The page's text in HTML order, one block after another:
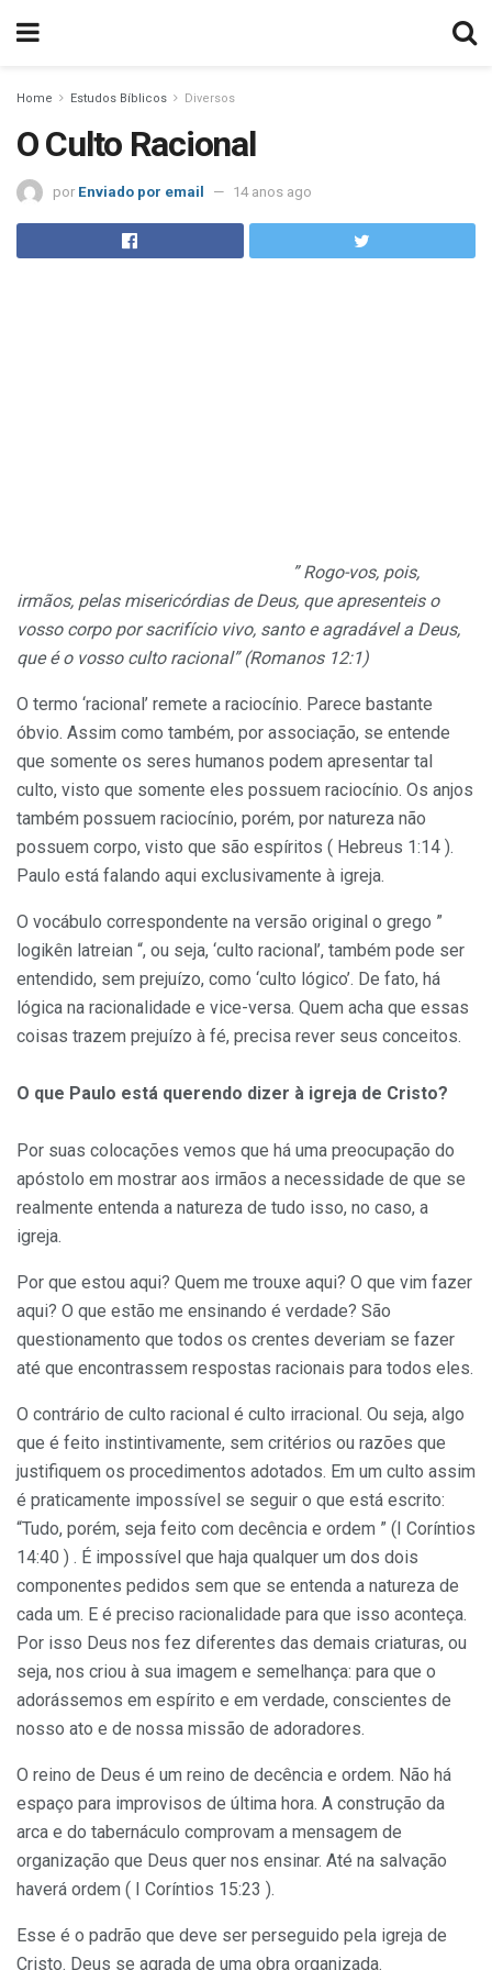
Home Estudos Bíblicos Diversos
O Culto Racional
por Enviado por email 14 anos ago
” Rogo-vos, pois,
irmãos, pelas misericórdias de Deus, que apresenteis o
vosso corpo por sacrifício vivo, santo e agradável a Deus,
que é o vosso culto racional” (Romanos 12:1)
O termo ‘racional’ remete a raciocínio. Parece bastante
óbvio. Assim como também, por associação, se entende
que somente os seres humanos podem apresentar tal
culto, visto que somente eles possuem raciocínio. Os anjos
também possuem raciocínio, porém, por natureza não
possuem corpo, visto que são espíritos ( Hebreus 1:14 ).
Paulo está falando aqui exclusivamente à igreja.
O vocábulo correspondente na versão original o grego ”
logikên latreian “, ou seja, ‘culto racional’, também pode ser
entendido, sem prejuízo, como ‘culto lógico’. De fato, há
lógica na racionalidade e vice-versa. Quem acha que essas
coisas trazem prejuízo à fé, precisa rever seus conceitos.
O que Paulo está querendo dizer à igreja de Cristo?
Por suas colocações vemos que há uma preocupação do
apóstolo em mostrar aos irmãos a necessidade de que se
realmente entenda a natureza de tudo isso, no caso, a
igreja.
Por que estou aqui? Quem me trouxe aqui? O que vim fazer
aqui? O que estão me ensinando é verdade? São
questionamento que todos os crentes deveriam se fazer
até que encontrassem respostas racionais para todos eles.
O contrário de culto racional é culto irracional. Ou seja, algo
que é feito instintivamente, sem critérios ou razões que
justifiquem os procedimentos adotados. Em um culto assim
é praticamente impossível se seguir o que está escrito:
“Tudo, porém, seja feito com decência e ordem ” (I Coríntios
14:40 ) . É impossível que haja qualquer um dos dois
componentes pedidos sem que se entenda a natureza de
cada um. E é preciso racionalidade para que isso aconteça.
Por isso Deus nos fez diferentes das demais criaturas, ou
seja, nos criou à sua imagem e semelhança: para que o
adorássemos em espírito e em verdade, conscientes de
nosso ato e de nossa missão de adoradores.
O reino de Deus é um reino de decência e ordem. Não há
espaço para improvisos de última hora. A construção da
arca e do tabernáculo comprovam a mensagem de
organização que Deus quer nos ensinar. Até na salvação
haverá ordem ( I Coríntios 15:23 ).
Esse é o padrão que deve ser perseguido pela igreja de
Cristo. Deus se agrada de uma obra organizada.